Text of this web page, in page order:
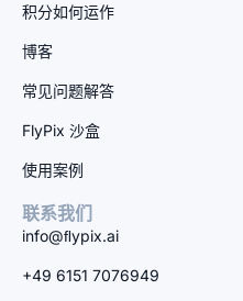
积分如何运作
博客
常见问题解答
FlyPix 沙盒
使用案例
联系我们
info@ﬂypix.ai
+49 6151 7076949